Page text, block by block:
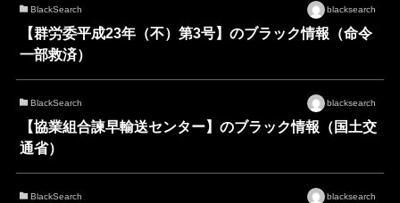
BlackSearch blacksearch
【群労委平成23年（不）第3号】のブラック情報（命令
一部救済）
BlackSearch blacksearch
【協業組合諫早輸送センター】のブラック情報（国土交
通省）
BlackSearch blacksearch